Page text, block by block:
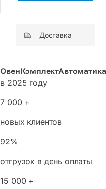
Доставка
ОвенКомплектАвтоматика
в 2025 году
7 000 +
новых клиентов
92%
отгрузок в день оплаты
15 000 +